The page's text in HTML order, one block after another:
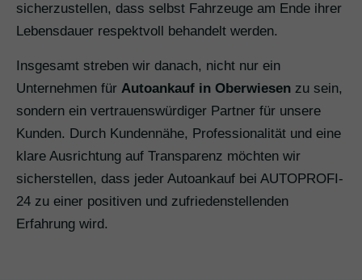
sicherzustellen, dass selbst Fahrzeuge am Ende ihrer
Lebensdauer respektvoll behandelt werden.
Insgesamt streben wir danach, nicht nur ein
Unternehmen für Autoankauf in Oberwiesen zu sein,
sondern ein vertrauenswürdiger Partner für unsere
Kunden. Durch Kundennähe, Professionalität und eine
klare Ausrichtung auf Transparenz möchten wir
sicherstellen, dass jeder Autoankauf bei AUTOPROFI-
24 zu einer positiven und zufriedenstellenden
Erfahrung wird.